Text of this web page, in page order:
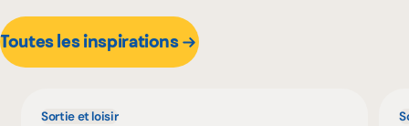
Toutes les inspirations
Sortie et loisir